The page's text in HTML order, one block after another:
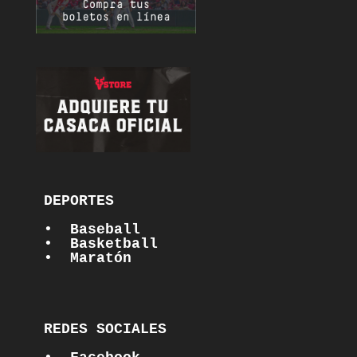
DEPORTES
•  Baseball
•  Basketball
•  Maratón
REDES SOCIALES